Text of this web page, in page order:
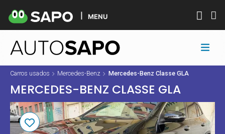
MENU
Carros usados Mercedes-Benz Mercedes-Benz Classe GLA
MERCEDES-BENZ CLASSE GLA